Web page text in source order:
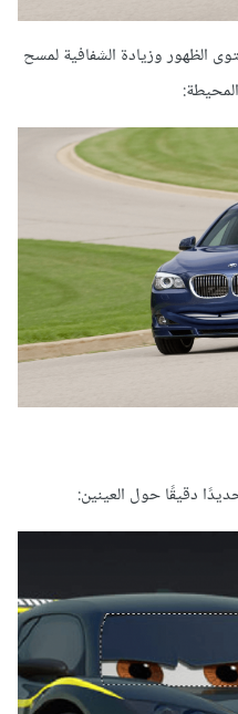
الظهور وزيادة الشفافية لمسح
دقيقًا حول العينين: